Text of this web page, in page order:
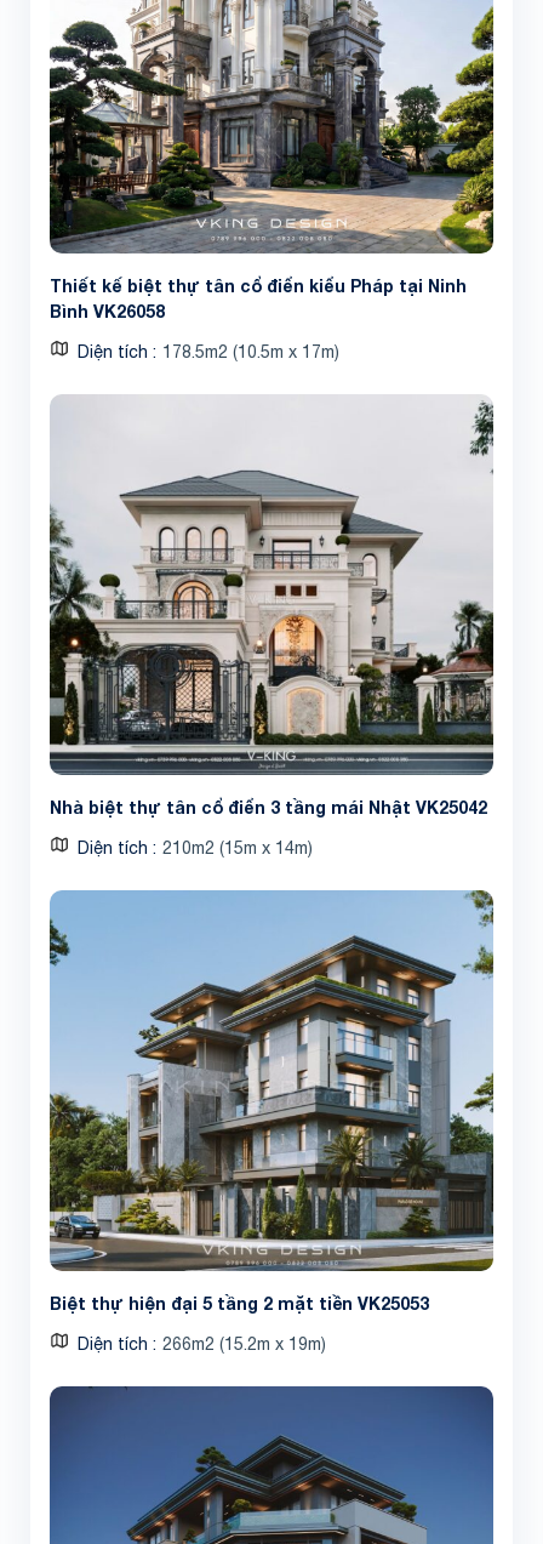
Thiết kế biệt thự tân cổ điển kiểu Pháp tại Ninh
Bình VK26058
Diện tích 178.5m2 (10.5m x 17m)
Nhà biệt thự tân cổ điển 3 tầng mái Nhật VK25042
Diện tích 210m2 (15m x 14m)
Biệt thự hiện đại 5 tầng 2 mặt tiền VK25053
Diện tích 266m2 (15.2m x 19m)